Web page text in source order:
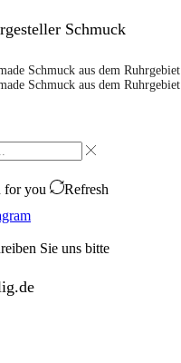
Schmuck
Schmuck aus dem Ruhrgebiet
Schmuck aus dem Ruhrgebiet
for you
Refresh
Sie uns bitte